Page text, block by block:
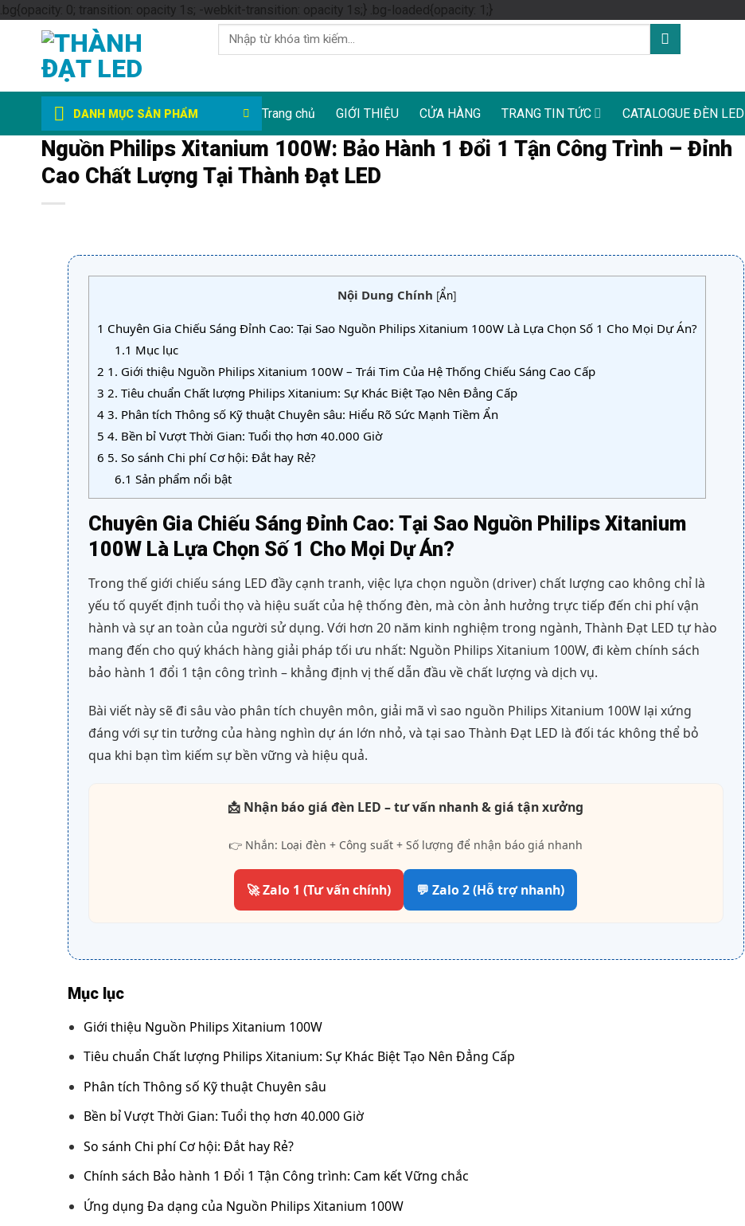
.bg{opacity: 0; transition: opacity 1s; -webkit-transition: opacity 1s;} .bg-loaded{opacity: 1;}Skip
to
Tìm
kiếm:
DANH MỤC SẢN PHẨM Trang chủ GIỚI THIỆU CỬA HÀNG TRANG TIN TỨC CATALOGUE ĐÈN LED
Nguồn Philips Xitanium 100W: Bảo Hành 1 Đổi 1 Tận Công Trình – Đỉnh
Cao Chất Lượng Tại Thành Đạt LED
Nội Dung Chính [Ẩn]
1 Chuyên Gia Chiếu Sáng Đỉnh Cao: Tại Sao Nguồn Philips Xitanium 100W Là Lựa Chọn Số 1 Cho Mọi Dự Án?
1.1 Mục lục
2 1. Giới thiệu Nguồn Philips Xitanium 100W – Trái Tim Của Hệ Thống Chiếu Sáng Cao Cấp
3 2. Tiêu chuẩn Chất lượng Philips Xitanium: Sự Khác Biệt Tạo Nên Đẳng Cấp
43. Phân tích Thông số Kỹ thuật Chuyên sâu: Hiểu Rõ Sức Mạnh Tiềm Ẩn
5 4. Bền bỉ Vượt Thời Gian: Tuổi thọ hơn 40.000 Giờ
6 5. So sánh Chi phí Cơ hội: Đắt hay Rẻ?
6.1 Sản phẩm nổi bật
Chuyên Gia Chiếu Sáng Đỉnh Cao: Tại Sao Nguồn Philips Xitanium
100W Là Lựa Chọn Số 1 Cho Mọi Dự Án?
Trong thế giới chiếu sáng LED đầy cạnh tranh, việc lựa chọn nguồn (driver) chất lượng cao không chỉ là
yếu tố quyết định tuổi thọ và hiệu suất của hệ thống đèn, mà còn ảnh hưởng trực tiếp đến chi phí vận
hành và sự an toàn của người sử dụng. Với hơn 20 năm kinh nghiệm trong ngành, Thành Đạt LED tự hào
mang đến cho quý khách hàng giải pháp tối ưu nhất: Nguồn Philips Xitanium 100W, đi kèm chính sách
bảo hành 1 đổi 1 tận công trình – khẳng định vị thế dẫn đầu về chất lượng và dịch vụ.
Bài viết này sẽ đi sâu vào phân tích chuyên môn, giải mã vì sao nguồn Philips Xitanium 100W lại xứng
đáng với sự tin tưởng của hàng nghìn dự án lớn nhỏ, và tại sao Thành Đạt LED là đối tác không thể bỏ
qua khi bạn tìm kiếm sự bền vững và hiệu quả.
📩 Nhận báo giá đèn LED – tư vấn nhanh & giá tận xưởng
👉 Nhắn: Loại đèn + Công suất + Số lượng để nhận báo giá nhanh
🚀 Zalo 1 (Tư vấn chính) 💬 Zalo 2 (Hỗ trợ nhanh)
Mục lục
Giới thiệu Nguồn Philips Xitanium 100W
Tiêu chuẩn Chất lượng Philips Xitanium: Sự Khác Biệt Tạo Nên Đẳng Cấp
Phân tích Thông số Kỹ thuật Chuyên sâu
Bền bỉ Vượt Thời Gian: Tuổi thọ hơn 40.000 Giờ
So sánh Chi phí Cơ hội: Đắt hay Rẻ?
Chính sách Bảo hành 1 Đổi 1 Tận Công trình: Cam kết Vững chắc
Ứng dụng Đa dạng của Nguồn Philips Xitanium 100W